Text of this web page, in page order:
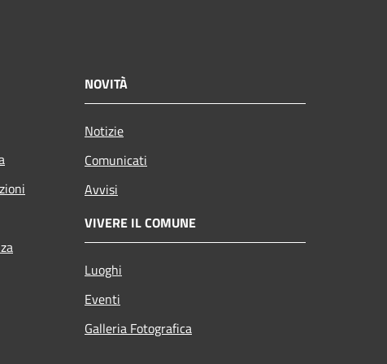
NOVITÀ
Notizie
Comunicati
Avvisi
VIVERE IL COMUNE
Luoghi
Eventi
Galleria Fotografica